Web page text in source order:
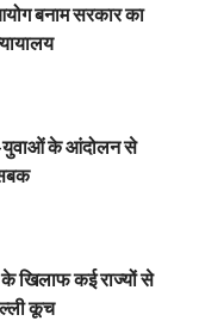
बनाम सरकार का
युवाओं के आंदोलन से
खिलाफ कई राज्यों से
कूच